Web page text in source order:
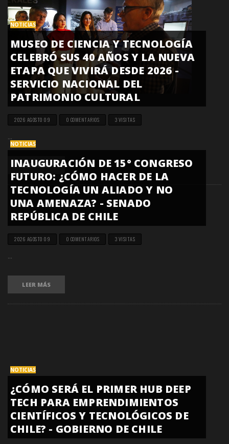
NOTICIAS
MUSEO DE CIENCIA Y TECNOLOGÍA
CELEBRÓ SUS 40 AÑOS Y LA NUEVA
ETAPA QUE VIVIRÁ DESDE 2026 -
SERVICIO NACIONAL DEL
PATRIMONIO CULTURAL
2026 AGOSTO 09 0 COMENTARIOS 3 VISITAS
...
LEER MÁS
NOTICIAS
INAUGURACIÓN DE 15° CONGRESO
FUTURO: ¿CÓMO HACER DE LA
TECNOLOGÍA UN ALIADO Y NO
UNA AMENAZA? - SENADO
REPÚBLICA DE CHILE
2026 AGOSTO 09 0 COMENTARIOS 3 VISITAS
...
LEER MÁS
NOTICIAS
¿CÓMO SERÁ EL PRIMER HUB DEEP
TECH PARA EMPRENDIMIENTOS
CIENTÍFICOS Y TECNOLÓGICOS DE
CHILE? - GOBIERNO DE CHILE